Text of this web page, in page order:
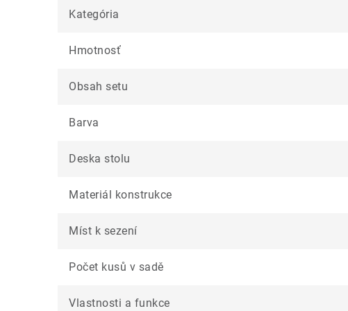
Kategória
Hmotnosť
Obsah setu
Barva
Deska stolu
Materiál konstrukce
Míst k sezení
Počet kusů v sadě
Vlastnosti a funkce